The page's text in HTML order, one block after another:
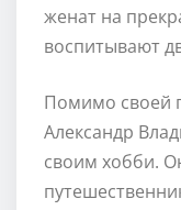
женат на
воспитывают
Помимо своей
Александр
своим хобби.